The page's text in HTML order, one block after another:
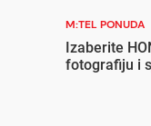
M:TEL PONUDA
Izaberite
fotografiju i